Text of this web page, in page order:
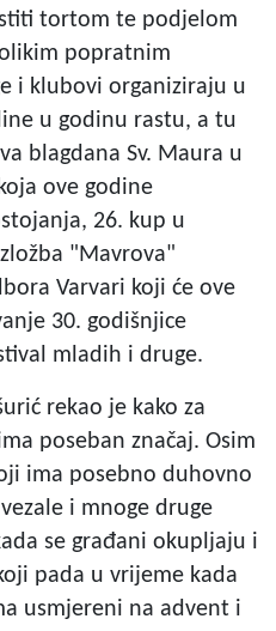
tortom te podjelom
popratnim
i klubovi organiziraju u
u godinu rastu, a tu
blagdana Sv. Maura u
ove godine
26. kup u
"Mavrova"
Varvari koji će ove
30. godišnjice
mladih i druge.
rekao je kako za
poseban značaj. Osim
ima posebno duhovno
i mnoge druge
se građani okupljaju i
pada u vrijeme kada
usmjereni na advent i